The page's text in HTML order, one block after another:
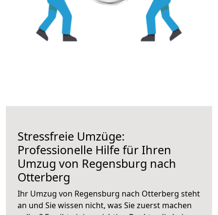
Stressfreie Umzüge:
Professionelle Hilfe für Ihren
Umzug von Regensburg nach
Otterberg
Ihr Umzug von Regensburg nach Otterberg steht
an und Sie wissen nicht, was Sie zuerst machen